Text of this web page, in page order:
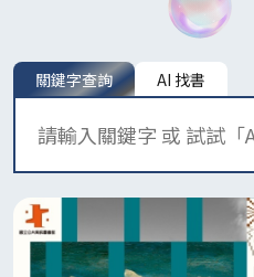
搜尋關鍵字查詢 AI 找書